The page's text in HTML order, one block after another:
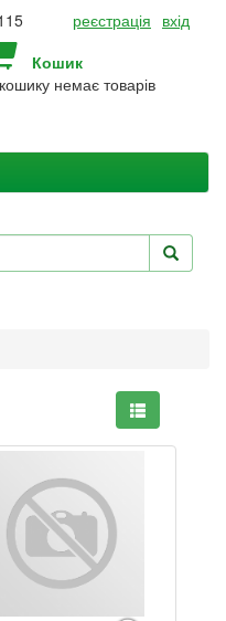
Кошик
немає товарів
реєстрація вхід